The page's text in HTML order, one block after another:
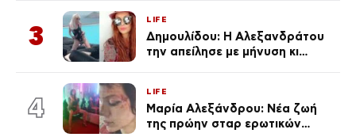
3
LIFE
Δημουλίδου: Η Αλεξανδράτου
την απείλησε με μήνυση κι
ποια είσαι σοκαρίστικα»
4
LIFE
Μαρία Αλεξάνδρου: Νέα ζωή
της πρώην σταρ ερωτικών